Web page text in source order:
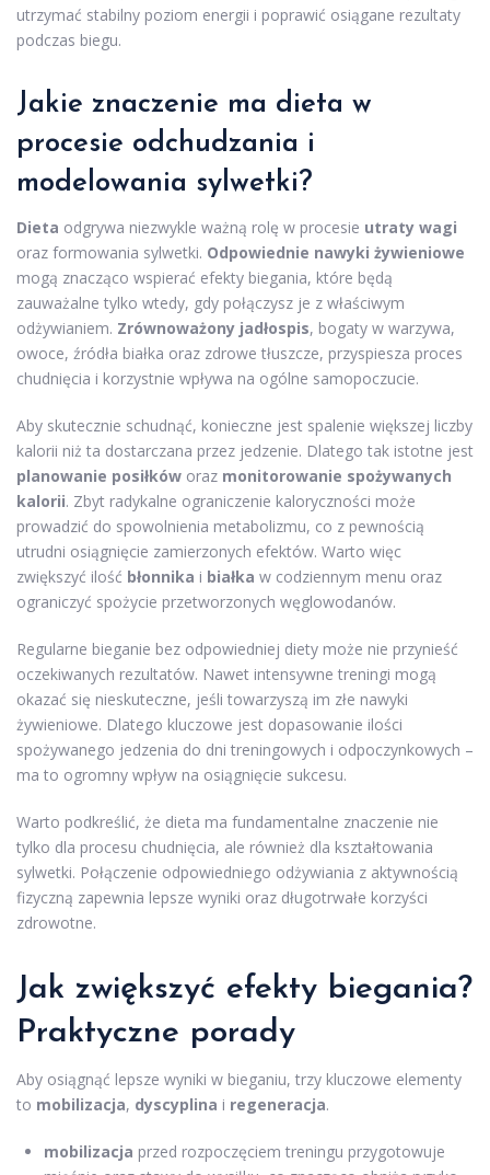
utrzymać stabilny poziom energii i poprawić osiągane rezultaty
podczas biegu.
Jakie znaczenie ma dieta w
procesie odchudzania i
modelowania sylwetki?
Dieta odgrywa niezwykle ważną rolę w procesie utraty wagi
oraz formowania sylwetki. Odpowiednie nawyki żywieniowe
mogą znacząco wspierać efekty biegania, które będą
zauważalne tylko wtedy, gdy połączysz je z właściwym
odżywianiem. Zrównoważony jadłospis, bogaty w warzywa,
owoce, źródła białka oraz zdrowe tłuszcze, przyspiesza proces
chudnięcia i korzystnie wpływa na ogólne samopoczucie.
Aby skutecznie schudnąć, konieczne jest spalenie większej liczby
kalorii niż ta dostarczana przez jedzenie. Dlatego tak istotne jest
planowanie posiłków oraz monitorowanie spożywanych
kalorii. Zbyt radykalne ograniczenie kaloryczności może
prowadzić do spowolnienia metabolizmu, co z pewnością
utrudni osiągnięcie zamierzonych efektów. Warto więc
zwiększyć ilość błonnika i białka w codziennym menu oraz
ograniczyć spożycie przetworzonych węglowodanów.
Regularne bieganie bez odpowiedniej diety może nie przynieść
oczekiwanych rezultatów. Nawet intensywne treningi mogą
okazać się nieskuteczne, jeśli towarzyszą im złe nawyki
żywieniowe. Dlatego kluczowe jest dopasowanie ilości
spożywanego jedzenia do dni treningowych i odpoczynkowych –
ma to ogromny wpływ na osiągnięcie sukcesu.
Warto podkreślić, że dieta ma fundamentalne znaczenie nie
tylko dla procesu chudnięcia, ale również dla kształtowania
sylwetki. Połączenie odpowiedniego odżywiania z aktywnością
fizyczną zapewnia lepsze wyniki oraz długotrwałe korzyści
zdrowotne.
Jak zwiększyć efekty biegania?
Praktyczne porady
Aby osiągnąć lepsze wyniki w bieganiu, trzy kluczowe elementy
to mobilizacja, dyscyplina i regeneracja.
mobilizacja przed rozpoczęciem treningu przygotowuje